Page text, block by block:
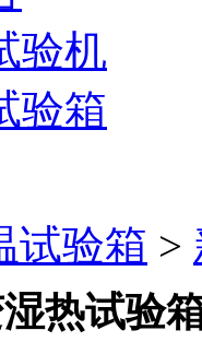
验机
验箱
试验箱 >
热试验